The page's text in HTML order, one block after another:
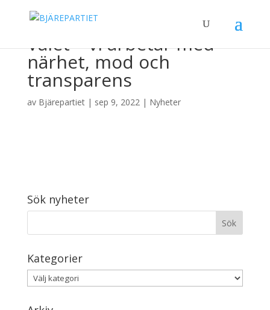
Valet – vi arbetar med
närhet, mod och
transparens
av Bjärepartiet| sep 9, 2022| Nyheter
Sök nyheter
Kategorier
Kategorier